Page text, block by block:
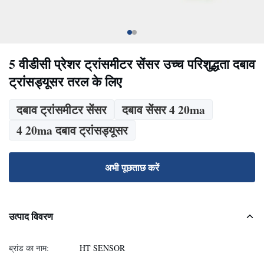
5 वीडीसी प्रेशर ट्रांसमीटर सेंसर उच्च परिशुद्धता दबाव
ट्रांसड्यूसर तरल के लिए
दबाव ट्रांसमीटर सेंसर
दबाव सेंसर 4 20ma
4 20ma दबाव ट्रांसड्यूसर
अभी पूछताछ करें
उत्पाद विवरण
ब्रांड का नाम:
HT SENSOR